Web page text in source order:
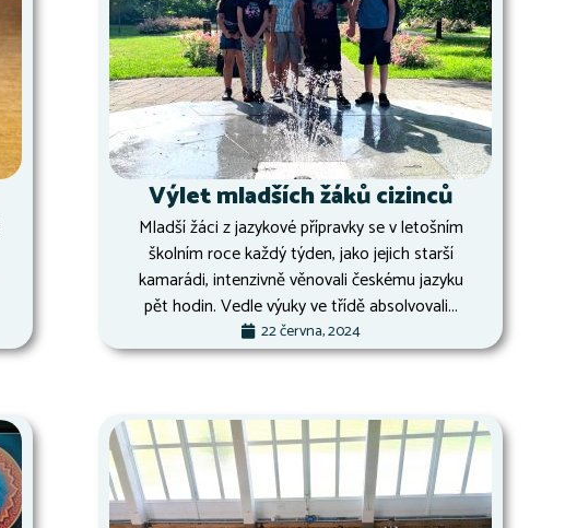
Výlet mladších žáků cizinců
Mladší žáci z jazykové přípravky se v letošním
školním roce každý týden, jako jejich starší
kamarádi, intenzivně věnovali českému jazyku
pět hodin. Vedle výuky ve třídě absolvovali...
22 června, 2024